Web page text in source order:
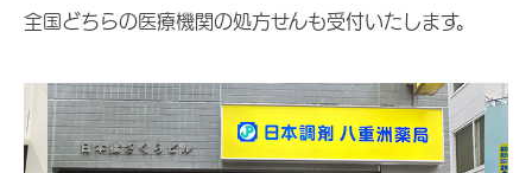
全国どちらの医療機関の処方せんも受付いたします。